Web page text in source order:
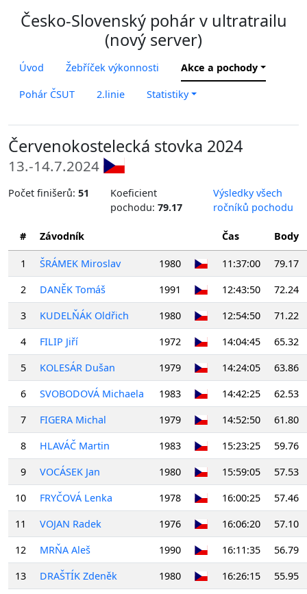
Česko-Slovenský pohár v ultratrailu
(nový server)
Úvod Žebříček výkonnosti Akce a pochody
Pohár ČSUT 2.linie Statistiky
Červenokostelecká stovka 2024
13.-14.7.2024
Počet finišerů: 51
Koeficient
pochodu:79.17
Výsledky všech
ročníků pochodu
# Závodník Čas Body
1 ŠRÁMEK Miroslav 1980 11:37:00
79.17
2
DANĚK Tomáš 1991 12:43:50
72.24
3
KUDELŇÁK Oldřich 1980 12:54:50
71.22
4
FILIP Jiří 1972 14:04:45
65.32
5
KOLESÁR Dušan 1979 14:24:05
63.86
6
SVOBODOVÁ Michaela 1983 14:42:25
62.53
7
FIGERA Michal 1979 14:52:50
61.80
8
HLAVÁČ Martin 1983 15:23:25
59.76
9
VOCÁSEK Jan 1980 15:59:05
57.53
10
FRYČOVÁ Lenka 1978 16:00:25
57.46
11
VOJAN Radek 1976 16:06:20
57.10
12
MRŇA Aleš 1990 16:11:35
56.79
13
DRAŠTÍK Zdeněk 1980 16:26:15
55.95